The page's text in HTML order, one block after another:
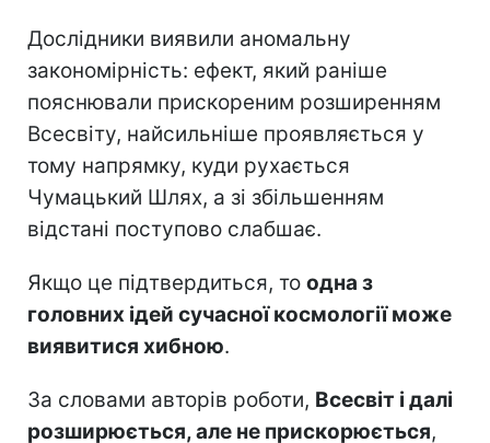
Дослідники виявили аномальну
закономірність: ефект, який раніше
пояснювали прискореним розширенням
Всесвіту, найсильніше проявляється у
тому напрямку, куди рухається
Чумацький Шлях, а зі збільшенням
відстані поступово слабшає.
Якщо це підтвердиться, то одна з
головних ідей сучасної космології може
виявитися хибною.
За словами авторів роботи, Всесвіт і далі
розширюється, але не прискорюється,